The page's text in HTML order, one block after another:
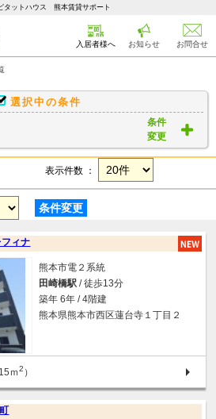
タットハウス 熊本賃貸サポート
入居者様へ お知らせ お問合せ
選択中の条件
条件
変更
表示件数 ：
条件変更
ィナ
熊本市電２系統
田崎橋駅 / 徒歩13分
築年 6年 / 4階建
熊本県熊本市西区蓮台寺１丁目２
ｍ2 ）